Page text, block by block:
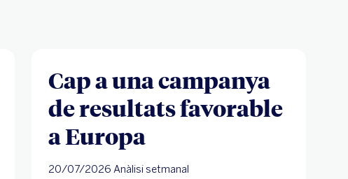
Cap a una campanya
de resultats favorable
a Europa
20/07/2026 Anàlisi setmanal